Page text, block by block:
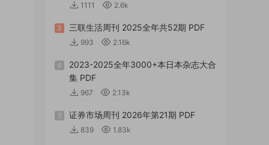
1111 2.6k
3 三联生活周刊 2025全年共52期 PDF
993 2.16k
4
2023-2025全年3000+本日本杂志大合
集 PDF
967 2.13k
5 证券市场周刊 2026年第21期 PDF
839 1.83k